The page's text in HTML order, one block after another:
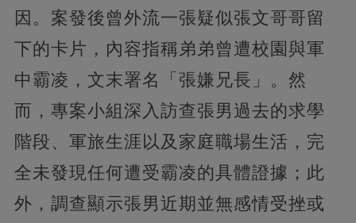
因。案發後曾外流一張疑似張文哥哥留
下的卡片，內容指稱弟弟曾遭校園與軍
中霸凌，文末署名「張嫌兄長」。然
而，專案小組深入訪查張男過去的求學
階段、軍旅生涯以及家庭職場生活，完
全未發現任何遭受霸凌的具體證據；此
外，調查顯示張男近期並無感情受挫或